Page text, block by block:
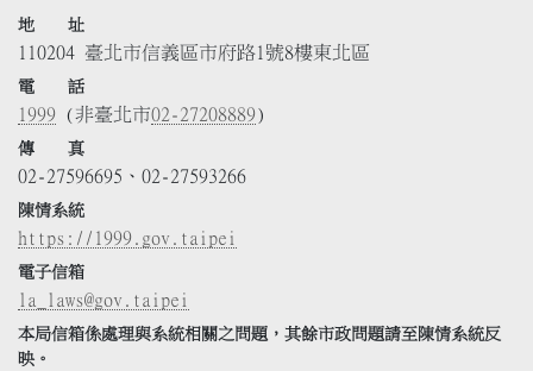
地 址
110204 臺北市信義區市府路1號8樓東北區
電 話
1999 (非臺北市02-27208889)
傳 真
02-27596695、02-27593266
陳情系統
https://1999.gov.taipei
電子信箱
la_laws@gov.taipei
本局信箱係處理與系統相關之問題，其餘市政問題請至陳情系統反
映。